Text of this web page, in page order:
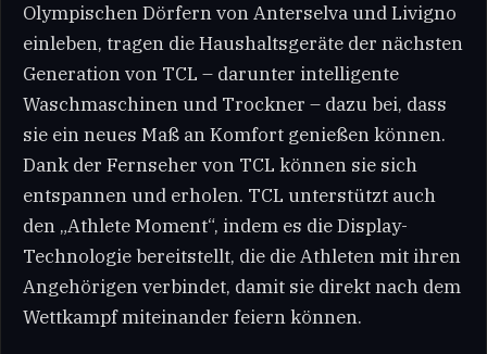
Olympischen Dörfern von Anterselva und Livigno
einleben, tragen die Haushaltsgeräte der nächsten
Generation von TCL – darunter intelligente
Waschmaschinen und Trockner – dazu bei, dass
sie ein neues Maß an Komfort genießen können.
Dank der Fernseher von TCL können sie sich
entspannen und erholen. TCL unterstützt auch
den „Athlete Moment“, indem es die Display-
Technologie bereitstellt, die die Athleten mit ihren
Angehörigen verbindet, damit sie direkt nach dem
Wettkampf miteinander feiern können.